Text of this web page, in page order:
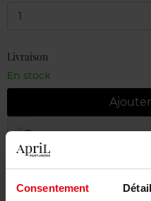
Consentement
1
Livraison
En stock
Livraison gratuite à
Retour gratuit dans
Emballage cadeau